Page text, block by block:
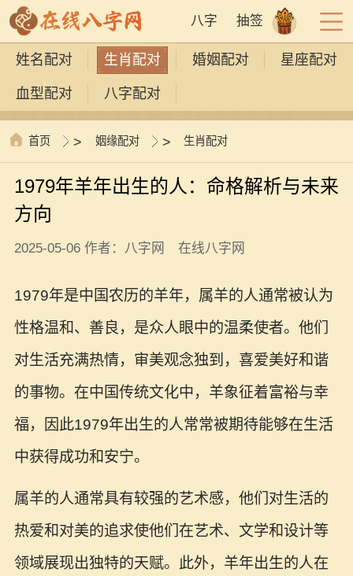
八字 抽签
姓名配对 生肖配对 婚姻配对 星座配对
血型配对 八字配对
首页 > 姻缘配对 > 生肖配对
1979年羊年出生的人：命格解析与未来
方向
2025-05-06 作者：八字网 在线八字网
1979年是中国农历的羊年，属羊的人通常被认为
性格温和、善良，是众人眼中的温柔使者。他们
对生活充满热情，审美观念独到，喜爱美好和谐
的事物。在中国传统文化中，羊象征着富裕与幸
福，因此1979年出生的人常常被期待能够在生活
中获得成功和安宁。
属羊的人通常具有较强的艺术感，他们对生活的
热爱和对美的追求使他们在艺术、文学和设计等
领域展现出独特的天赋。此外，羊年出生的人在